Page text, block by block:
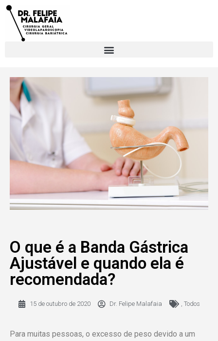
O que é a Banda Gástrica
Ajustável e quando ela é
recomendada?
15 de outubro de 2020 Dr. Felipe Malafaia , Todos
Para muitas pessoas, o excesso de peso devido a um